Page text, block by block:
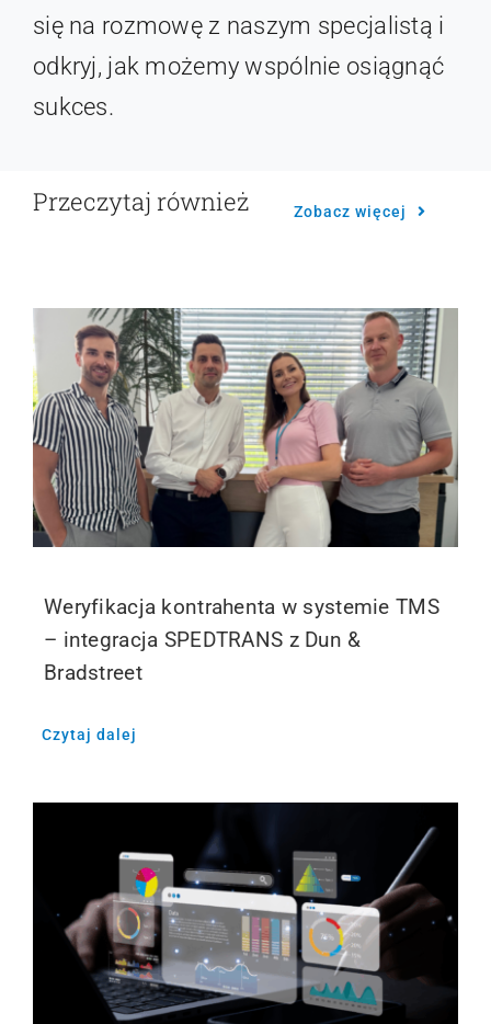
się na rozmowę z naszym specjalistą i
odkryj, jak możemy wspólnie osiągnąć
sukces.
Przeczytaj również Zobacz więcej
Weryfikacja kontrahenta w systemie TMS
– integracja SPEDTRANS z Dun &
Bradstreet
Czytaj dalej